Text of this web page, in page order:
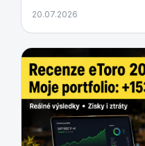
20.07.2026